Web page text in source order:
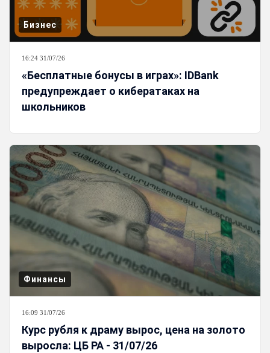
Бизнес
16:24 31/07/26
«Бесплатные бонусы в играх»: IDBank
предупреждает о кибератаках на
школьников
Финансы
16:09 31/07/26
Курс рубля к драму вырос, цена на золото
выросла: ЦБ РА - 31/07/26